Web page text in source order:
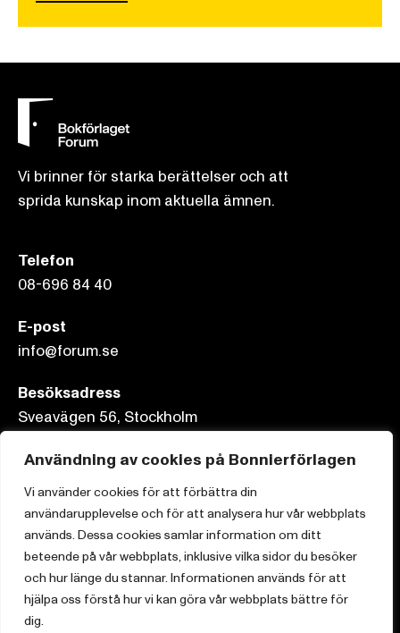
Användning av cookies på Bonnierförlagen
Vi använder cookies för att förbättra din
användarupplevelse och för att analysera hur vår webbplats
används. Dessa cookies samlar information om ditt
beteende på vår webbplats, inklusive vilka sidor du besöker
och hur länge du stannar. Informationen används för att
hjälpa oss förstå hur vi kan göra vår webbplats bättre för
dig.
Vi brinner för starka berättelser och att
sprida kunskap inom aktuella ämnen.
Telefon
08-696 84 40
E-post
info@forum.se
Besöksadress
Sveavägen 56, Stockholm
Postadress
Box 3159, 103 63 Stockholm
Om Bonnierförlagen
Cookies